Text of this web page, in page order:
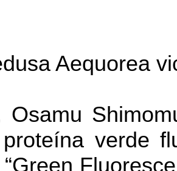
Aequorea
Osamu
verde